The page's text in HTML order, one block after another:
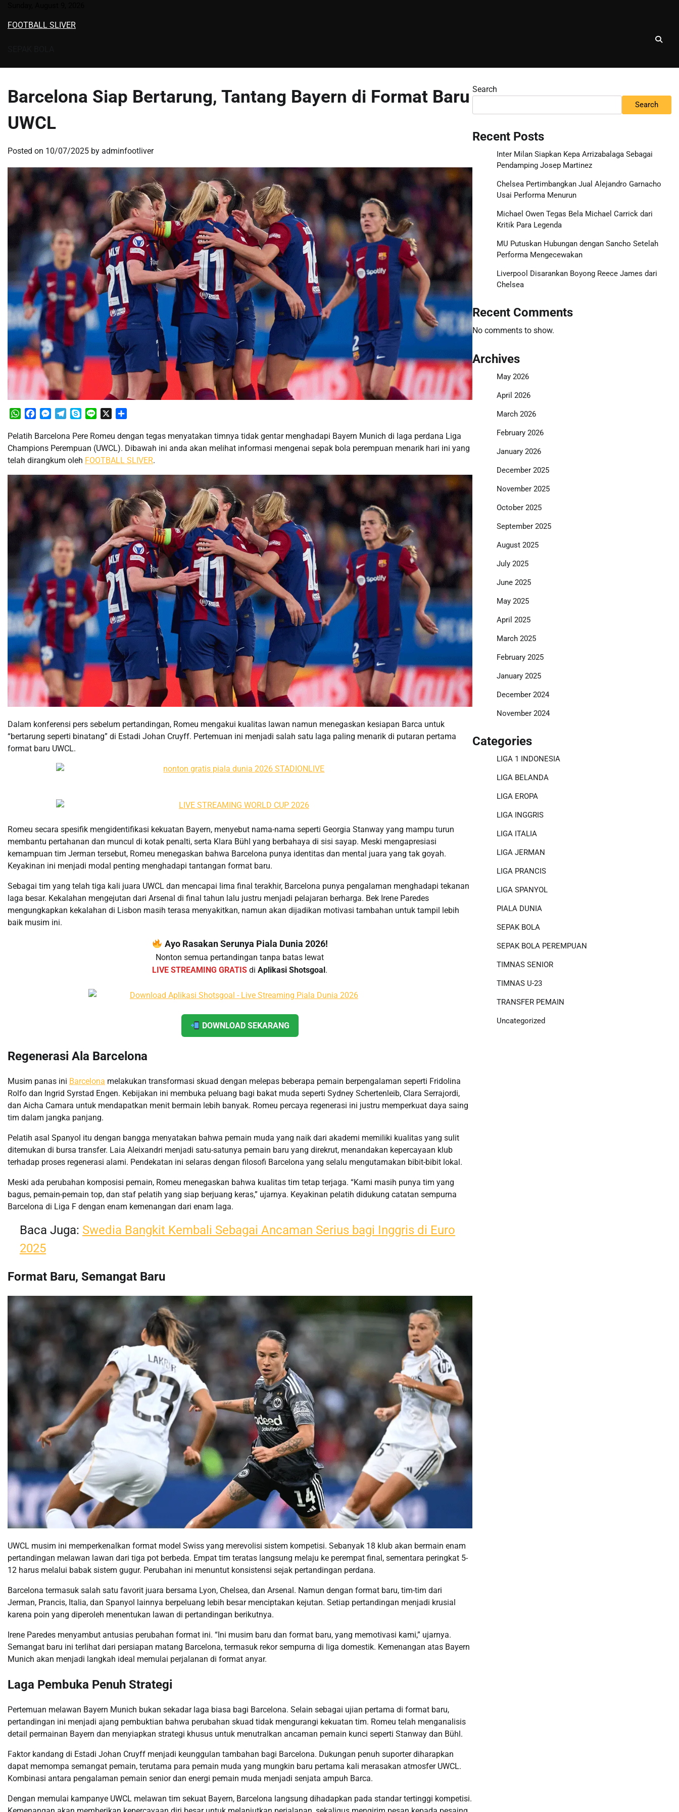
content
FOOTBALL SLIVER
Barcelona Siap Bertarung, Tantang Bayern di Format Baru
UWCL
Posted on 10/07/2025 by adminfootliver
WhatsApp
FacebookMessenger
TelegramSkypeLine
Pelatih Barcelona Pere Romeu dengan tegas menyatakan timnya tidak gentar menghadapi Bayern Munich di laga perdana Liga
Champions Perempuan (UWCL). Dibawah ini anda akan melihat informasi mengenai sepak bola perempuan menarik hari ini yang
telah dirangkum oleh FOOTBALL SLIVER.
Dalam konferensi pers sebelum pertandingan, Romeu mengakui kualitas lawan namun menegaskan kesiapan Barca untuk
“bertarung seperti binatang” di Estadi Johan Cruyff. Pertemuan ini menjadi salah satu laga paling menarik di putaran pertama
format baru UWCL.
Romeu secara spesifik mengidentifikasi kekuatan Bayern, menyebut nama-nama seperti Georgia Stanway yang mampu turun
membantu pertahanan dan muncul di kotak penalti, serta Klara Bühl yang berbahaya di sisi sayap. Meski mengapresiasi
kemampuan tim Jerman tersebut, Romeu menegaskan bahwa Barcelona punya identitas dan mental juara yang tak goyah.
Keyakinan ini menjadi modal penting menghadapi tantangan format baru.
Sebagai tim yang telah tiga kali juara UWCL dan mencapai lima final terakhir, Barcelona punya pengalaman menghadapi tekanan
laga besar. Kekalahan mengejutan dari Arsenal di final tahun lalu justru menjadi pelajaran berharga. Bek Irene Paredes
mengungkapkan kekalahan di Lisbon masih terasa menyakitkan, namun akan dijadikan motivasi tambahan untuk tampil lebih
baik musim ini.
Ayo Rasakan Serunya Piala Dunia 2026!
Nonton semua pertandingan tanpa batas lewat
LIVE STREAMING GRATIS diAplikasi Shotsgoal .
DOWNLOAD SEKARANG
Regenerasi Ala Barcelona
Musim panas ini Barcelona melakukan transformasi skuad dengan melepas beberapa pemain berpengalaman seperti Fridolina
Rolfo dan Ingrid Syrstad Engen. Kebijakan ini membuka peluang bagi bakat muda seperti Sydney Schertenleib, Clara Serrajordi,
dan Aicha Camara untuk mendapatkan menit bermain lebih banyak. Romeu percaya regenerasi ini justru memperkuat daya saing
tim dalam jangka panjang.
Pelatih asal Spanyol itu dengan bangga menyatakan bahwa pemain muda yang naik dari akademi memiliki kualitas yang sulit
ditemukan di bursa transfer. Laia Aleixandri menjadi satu-satunya pemain baru yang direkrut, menandakan kepercayaan klub
terhadap proses regenerasi alami. Pendekatan ini selaras dengan filosofi Barcelona yang selalu mengutamakan bibit-bibit lokal.
Meski ada perubahan komposisi pemain, Romeu menegaskan bahwa kualitas tim tetap terjaga. “Kami masih punya tim yang
bagus, pemain-pemain top, dan staf pelatih yang siap berjuang keras,” ujarnya. Keyakinan pelatih didukung catatan sempurna
Barcelona di Liga F dengan enam kemenangan dari enam laga.
Baca Juga: Swedia Bangkit Kembali Sebagai Ancaman Serius bagi Inggris di Euro
2025
Format Baru, Semangat Baru
UWCL musim ini memperkenalkan format model Swiss yang merevolisi sistem kompetisi. Sebanyak 18 klub akan bermain enam
pertandingan melawan lawan dari tiga pot berbeda. Empat tim teratas langsung melaju ke perempat final, sementara peringkat 5-
12 harus melalui babak sistem gugur. Perubahan ini menuntut konsistensi sejak pertandingan perdana.
Barcelona termasuk salah satu favorit juara bersama Lyon, Chelsea, dan Arsenal. Namun dengan format baru, tim-tim dari
Jerman, Prancis, Italia, dan Spanyol lainnya berpeluang lebih besar menciptakan kejutan. Setiap pertandingan menjadi krusial
karena poin yang diperoleh menentukan lawan di pertandingan berikutnya.
Irene Paredes menyambut antusias perubahan format ini. “Ini musim baru dan format baru, yang memotivasi kami,” ujarnya.
Semangat baru ini terlihat dari persiapan matang Barcelona, termasuk rekor sempurna di liga domestik. Kemenangan atas Bayern
Munich akan menjadi langkah ideal memulai perjalanan di format anyar.
Laga Pembuka Penuh Strategi
Pertemuan melawan Bayern Munich bukan sekadar laga biasa bagi Barcelona. Selain sebagai ujian pertama di format baru,
pertandingan ini menjadi ajang pembuktian bahwa perubahan skuad tidak mengurangi kekuatan tim. Romeu telah menganalisis
detail permainan Bayern dan menyiapkan strategi khusus untuk menutralkan ancaman pemain kunci seperti Stanway dan Bühl.
Faktor kandang di Estadi Johan Cruyff menjadi keunggulan tambahan bagi Barcelona. Dukungan penuh suporter diharapkan
dapat memompa semangat pemain, terutama para pemain muda yang mungkin baru pertama kali merasakan atmosfer UWCL.
Kombinasi antara pengalaman pemain senior dan energi pemain muda menjadi senjata ampuh Barca.
Dengan memulai kampanye UWCL melawan tim sekuat Bayern, Barcelona langsung dihadapkan pada standar tertinggi kompetisi.
Search
Search
Recent Posts
Inter Milan Siapkan Kepa Arrizabalaga Sebagai
Pendamping Josep Martinez
Chelsea Pertimbangkan Jual Alejandro Garnacho
Usai Performa Menurun
Michael Owen Tegas Bela Michael Carrick dari
Kritik Para Legenda
MU Putuskan Hubungan dengan Sancho Setelah
Performa Mengecewakan
Liverpool Disarankan Boyong Reece James dari
Chelsea
Recent Comments
No comments to show.
Archives
May 2026
April 2026
March 2026
February 2026
January 2026
December 2025
November 2025
October 2025
September 2025
August 2025
July 2025
June 2025
May 2025
April 2025
March 2025
February 2025
January 2025
December 2024
November 2024
Categories
LIGA 1 INDONESIA
LIGA BELANDA
LIGA EROPA
LIGA INGGRIS
LIGA ITALIA
LIGA JERMAN
LIGA PRANCIS
LIGA SPANYOL
PIALA DUNIA
SEPAK BOLA
SEPAK BOLA PEREMPUAN
TIMNAS SENIOR
TIMNAS U-23
TRANSFER PEMAIN
Uncategorized